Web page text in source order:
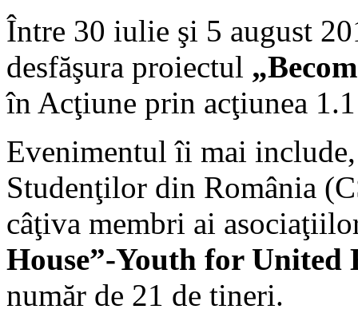
Între 30 iulie şi 5 august
desfăşura proiectul
în Acţiune prin acţiunea
Evenimentul îi mai
Studenţilor din România
câţiva membri ai
House”-Youth for United
număr de 21 de tineri.